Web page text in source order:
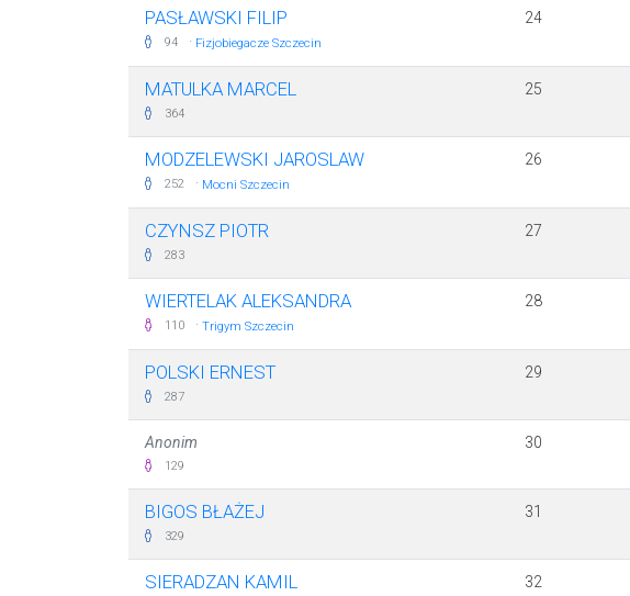
PASŁAWSKI FILIP
94 · Fizjobiegacze Szczecin
24
MATULKA MARCEL
364
25
MODZELEWSKI JAROSLAW
252 · Mocni Szczecin
26
CZYNSZ PIOTR
283
27
WIERTELAK ALEKSANDRA
110 · Trigym Szczecin
28
POLSKI ERNEST
287
29
Anonim
129
30
BIGOS BŁAŻEJ
329
31
SIERADZAN KAMIL 32